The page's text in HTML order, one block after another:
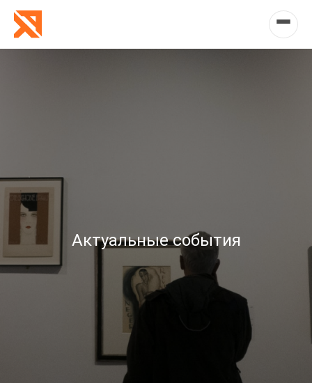
Актуальные события